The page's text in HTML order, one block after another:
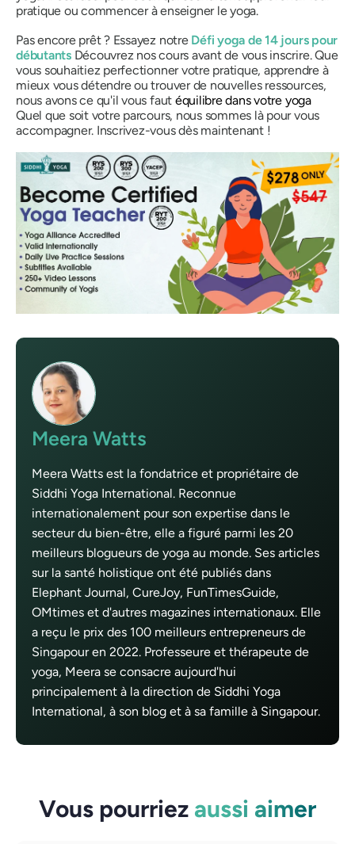
pratique ou commencer à enseigner le yoga.
Pas encore prêt ? Essayez notre Défi yoga de 14 jours pour
débutantsDécouvrez nos cours avant de vous inscrire. Que
vous souhaitiez perfectionner votre pratique, apprendre à
mieux vous détendre ou trouver de nouvelles ressources,
nous avons ce qu'il vous faut équilibre dans votre yoga
Quel que soit votre parcours, nous sommes là pour vous
accompagner. Inscrivez-vous dès maintenant !
Meera Watts
Meera Watts est la fondatrice et propriétaire de
Siddhi Yoga International. Reconnue
internationalement pour son expertise dans le
secteur du bien-être, elle a figuré parmi les 20
meilleurs blogueurs de yoga au monde. Ses articles
sur la santé holistique ont été publiés dans
Elephant Journal, CureJoy, FunTimesGuide,
OMtimes et d'autres magazines internationaux. Elle
a reçu le prix des 100 meilleurs entrepreneurs de
Singapour en 2022. Professeure et thérapeute de
yoga, Meera se consacre aujourd'hui
principalement à la direction de Siddhi Yoga
International, à son blog et à sa famille à Singapour.
Vous pourriez aussi aimer